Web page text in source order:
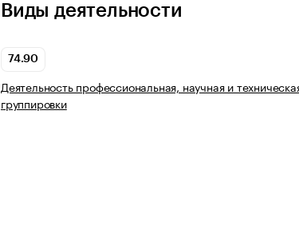
Виды деятельности
74.90
Деятельность профессиональная, научная и
группировки